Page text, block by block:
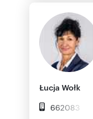
Łucja Wołk
662083